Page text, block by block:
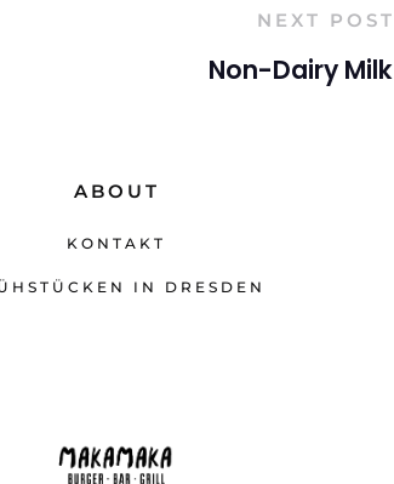
NEXT POST
Non-Dairy Milk
ABOUT
KONTAKT
IN DRESDEN